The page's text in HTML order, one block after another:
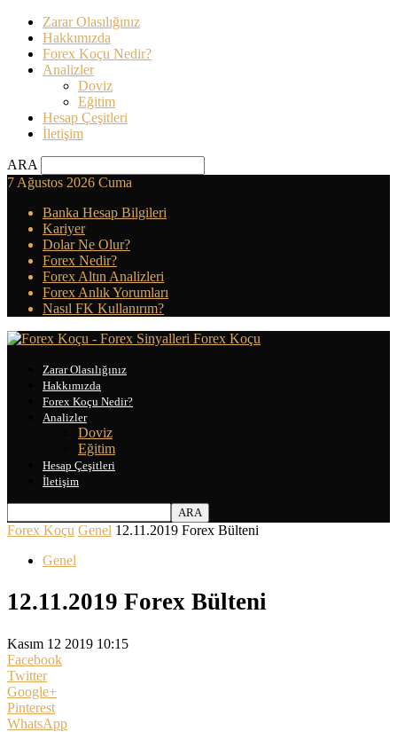
Zarar Olasılığınız
Hakkımızda
Forex Koçu Nedir?
Analizler
Doviz
Eğitim
Hesap Çeşitleri
İletişim
ARA
7 Ağustos 2026 Cuma
Banka Hesap Bilgileri
Kariyer
Dolar Ne Olur?
Forex Nedir?
Forex Altın Analizleri
Forex Anlık Yorumları
Nasıl FK Kullanırım?
Forex Koçu
Zarar Olasılığınız
Hakkımızda
Forex Koçu Nedir?
Analizler
Doviz
Eğitim
Hesap Çeşitleri
İletişim
Forex Koçu Genel 12.11.2019 Forex Bülteni
Genel
12.11.2019 Forex Bülteni
Kasım 12 2019 10:15
Facebook
Twitter
Google+
Pinterest
WhatsApp